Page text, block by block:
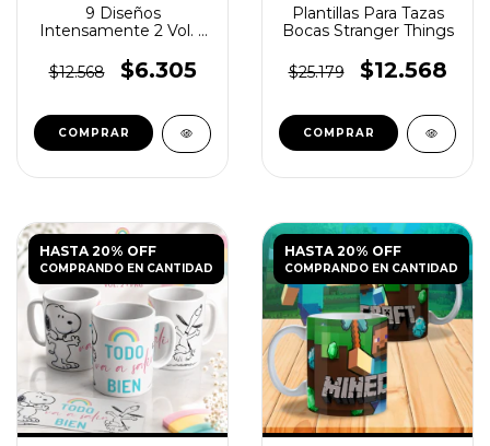
9 Diseños
Intensamente 2 Vol. 3
$12.568
$6.305
Plantillas Para Tazas
Bocas Stranger Things
$25.179 $12.568
HASTA 20% OFF
COMPRANDO EN CANTIDAD
HASTA 20% OFF
COMPRANDO EN CANTIDAD